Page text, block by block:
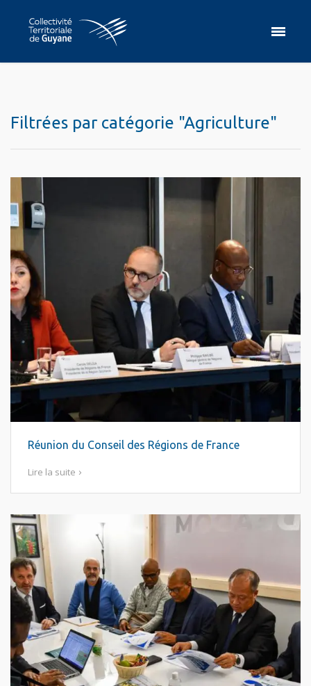
Filtrées par catégorie "Agriculture"
Réunion du Conseil des Régions de France
Lire la suite